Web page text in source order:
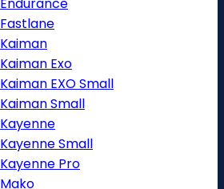
Fastlane
Kaiman
Kaiman Exo
Kaiman EXO Small
Kaiman Small
Kayenne
Kayenne Small
Kayenne Pro
Mako